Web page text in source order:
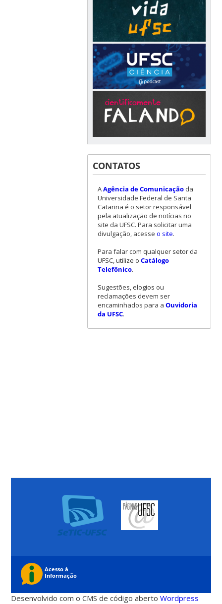
CONTATOS
AAgência de Comunicaçãoda
Universidade Federal de Santa
Catarina é o setor responsável
pela atualização de notícias no
site da UFSC. Para solicitar uma
divulgação, acesse o site.
Para falar com qualquer setor da
UFSC, utilize o Catálogo
Telefônico.
Sugestões, elogios ou
reclamações devem ser
encaminhados para a Ouvidoria
da UFSC.
Desenvolvido com o CMS de código abertoWordpress